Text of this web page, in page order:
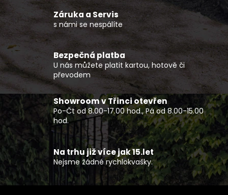
l
á
d
a
c
í
p
r
v
k
y
v
ý
p
i
s
u
Záruka a Servis
s námi se nespálíte
Bezpečná platba
U nás můžete platit kartou, hotově či
převodem
Showroom v Třinci otevřen
Po-Čt od 8.00-17.00 hod., Pá od 8.00-15.00
hod.
Na trhu již více jak 15.let
Nejsme žádné rychlokvašky.